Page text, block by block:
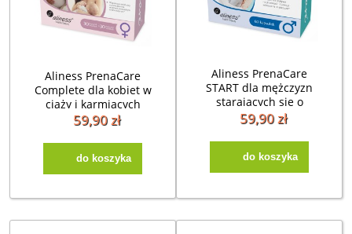
Aliness PrenaCare
Complete dla kobiet w
ciąży i karmiących
(60kap)
59,90 zł
do koszyka
Aliness PrenaCare
START dla mężczyzn
starających się o
dziecko ( 60kap)
59,90 zł
do koszyka